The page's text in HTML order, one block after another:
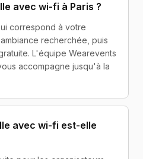
avec wi-fi à Paris ?
correspond à votre
recherchée, puis
L'équipe Wearevents
accompagne jusqu'à la
avec wi-fi est-elle